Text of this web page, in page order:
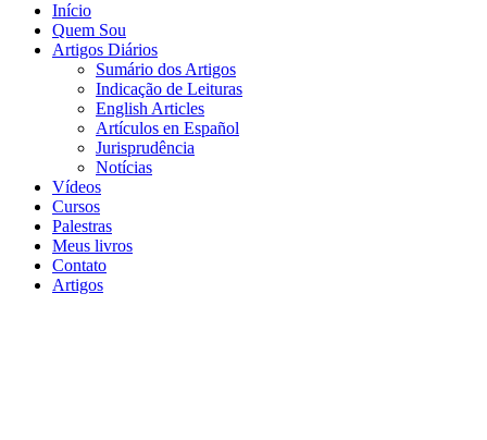
Início
Quem Sou
Artigos Diários
Sumário dos Artigos
Indicação de Leituras
English Articles
Artículos en Español
Jurisprudência
Notícias
Vídeos
Cursos
Palestras
Meus livros
Contato
Artigos